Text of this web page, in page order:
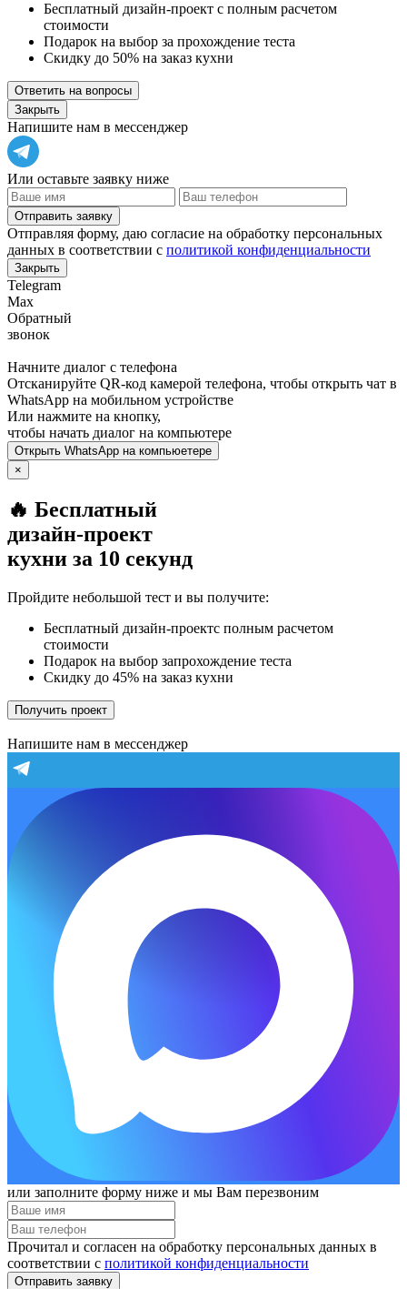
Бесплатный дизайн-проект с полным расчетом
стоимости
Подарок на выбор за прохождение теста
Скидку до 50% на заказ кухни
Ответить на вопросы
Закрыть
Напишите нам в мессенджер
Или оставьте заявку ниже
Отправить заявку
Отправляя форму, даю согласие на обработку персональных
данных в соответствии с политикой конфиденциальности
Закрыть
Telegram
Max
Обратный
звонок
Начните диалог с телефона
Отсканируйте QR-код камерой телефона, чтобы открыть чат в
WhatsApp на мобильном устройстве
Или нажмите на кнопку,
чтобы начать диалог на компьютере
Открыть WhatsApp на компьюетере
×
🔥 Бесплатный
дизайн-проект
кухни за 10 секунд
Пройдите небольшой тест и вы получите:
Бесплатный дизайн-проектс полным расчетом
стоимости
Подарок на выбор запрохождение теста
Скидку до 45% на заказ кухни
Получить проект
Напишите нам в мессенджер
или заполните форму ниже и мы Вам перезвоним
Прочитал и согласен на обработку персональных данных в
соответствии с политикой конфиденциальности
Отправить заявку